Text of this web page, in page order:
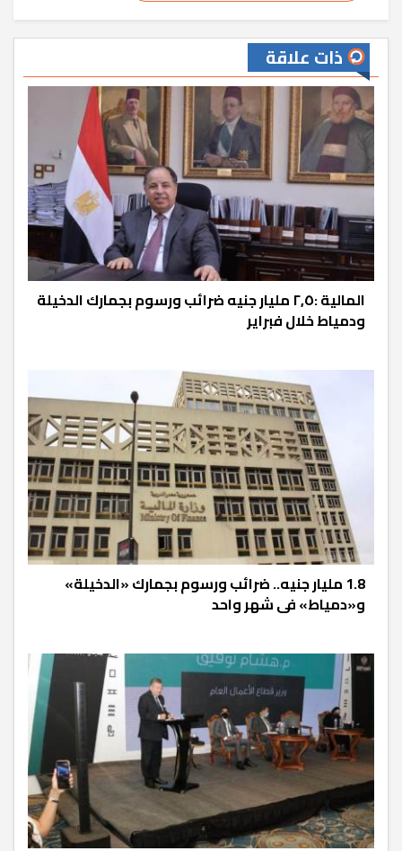
ذات علاقة
المالية :٢,٥ مليار جنيه ضرائب ورسوم بجمارك الدخيلة
ودمياط خلال فبراير
1.8 مليار جنيه.. ضرائب ورسوم بجمارك «الدخيلة»
و«دمياط» فى شهر واحد